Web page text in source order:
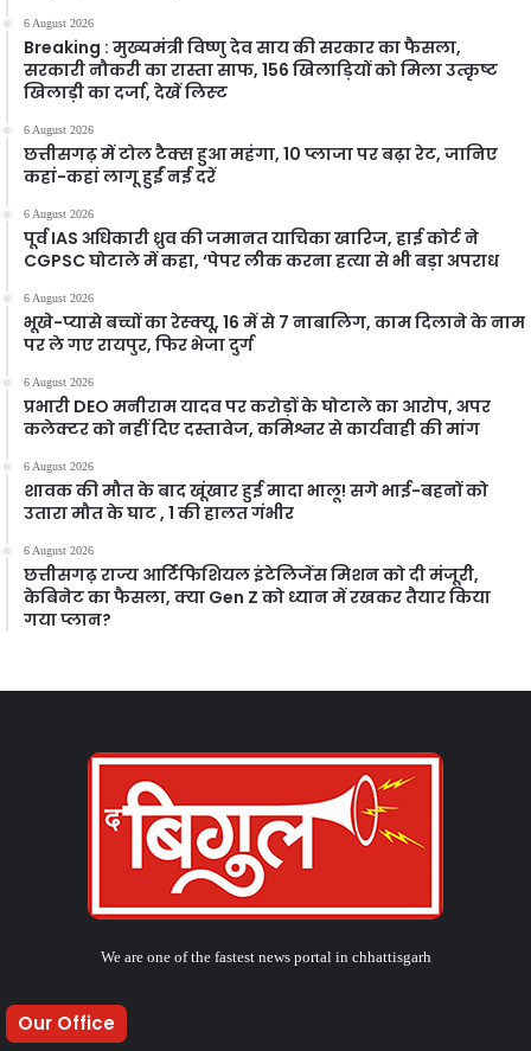
6 August 2026
Breaking : मुख्यमंत्री विष्णु देव साय की सरकार का फैसला,
सरकारी नौकरी का रास्ता साफ, 156 खिलाड़ियों को मिला उत्कृष्ट
खिलाड़ी का दर्जा, देखें लिस्‍ट
6 August 2026
छत्तीसगढ़ में टोल टैक्स हुआ महंगा, 10 प्लाजा पर बढ़ा रेट, जानिए
कहां-कहां लागू हुईं नई दरें
6 August 2026
पूर्व IAS अधिकारी ध्रुव की जमानत याचिका खारिज, हाई कोर्ट ने
CGPSC घोटाले में कहा, ‘पेपर लीक करना हत्या से भी बड़ा अपराध
6 August 2026
भूखे-प्यासे बच्चों का रेस्क्यू, 16 में से 7 नाबालिग, काम दिलाने के नाम
पर ले गए रायपुर, फिर भेजा दुर्ग
6 August 2026
प्रभारी DEO मनीराम यादव पर करोड़ों के घोटाले का आरोप, अपर
कलेक्टर को नहीं दिए दस्तावेज, कमिश्नर से कार्यवाही की मांग
6 August 2026
शावक की मौत के बाद खूंखार हुई मादा भालू! सगे भाई-बहनों को
उतारा मौत के घाट , 1 की हालत गंभीर
6 August 2026
छत्तीसगढ़ राज्य आर्टिफिशियल इंटेलिजेंस मिशन को दी मंजूरी,
केबिनेट का फैसला, क्या Gen Z को ध्यान में रखकर तैयार किया
गया प्लान?
We are one of the fastest news portal in chhattisgarh
Our Office